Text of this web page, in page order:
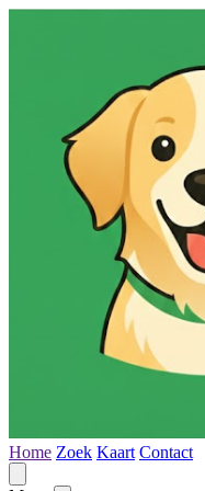
Home Zoek Kaart Contact